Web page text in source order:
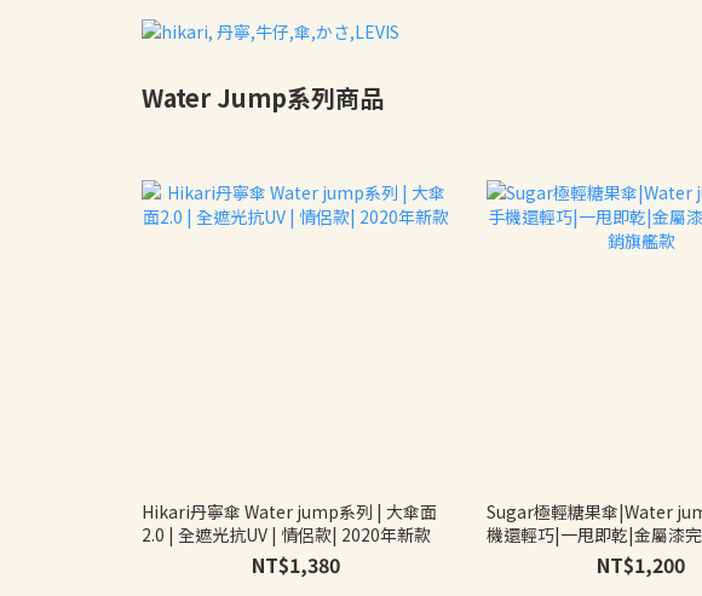
Water Jump系列商品
Hikari丹寧傘 Water jump系列 | 大傘面
2.0 | 全遮光抗UV | 情侶款| 2020年新款
NT$1,380
Sugar極輕糖果傘|Water
機還輕巧|一甩即乾|金屬漆
NT$1,200